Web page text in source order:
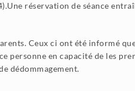
réservation de séance
Ceux ci ont été informé
personne en capacité de les
dédommagement.